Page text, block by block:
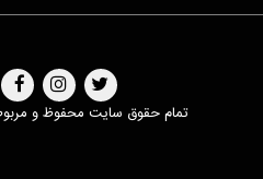
تمام حقوق سایت محفوظ و